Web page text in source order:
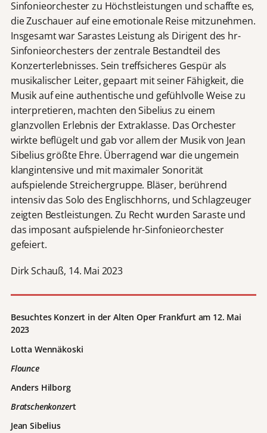
Sinfonieorchester zu Höchstleistungen und schaffte es,
die Zuschauer auf eine emotionale Reise mitzunehmen.
Insgesamt war Sarastes Leistung als Dirigent des hr-
Sinfonieorchesters der zentrale Bestandteil des
Konzerterlebnisses. Sein treffsicheres Gespür als
musikalischer Leiter, gepaart mit seiner Fähigkeit, die
Musik auf eine authentische und gefühlvolle Weise zu
interpretieren, machten den Sibelius zu einem
glanzvollen Erlebnis der Extraklasse. Das Orchester
wirkte beflügelt und gab vor allem der Musik von Jean
Sibelius größte Ehre. Überragend war die ungemein
klangintensive und mit maximaler Sonorität
aufspielende Streichergruppe. Bläser, berührend
intensiv das Solo des Englischhorns, und Schlagzeuger
zeigten Bestleistungen. Zu Recht wurden Saraste und
das imposant aufspielende hr-Sinfonieorchester
gefeiert.
Dirk Schauß, 14. Mai 2023
Besuchtes Konzert in der Alten Oper Frankfurt am 12. Mai
2023
Lotta Wennäkoski
Flounce
Anders Hilborg
Bratschenkonzert
Jean Sibelius